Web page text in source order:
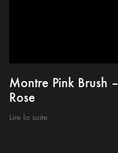
Montre Pink Brush
Rose
Lire la suite